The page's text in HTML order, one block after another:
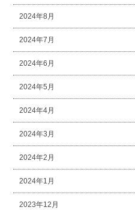
2024年8月
2024年7月
2024年6月
2024年5月
2024年4月
2024年3月
2024年2月
2024年1月
2023年12月